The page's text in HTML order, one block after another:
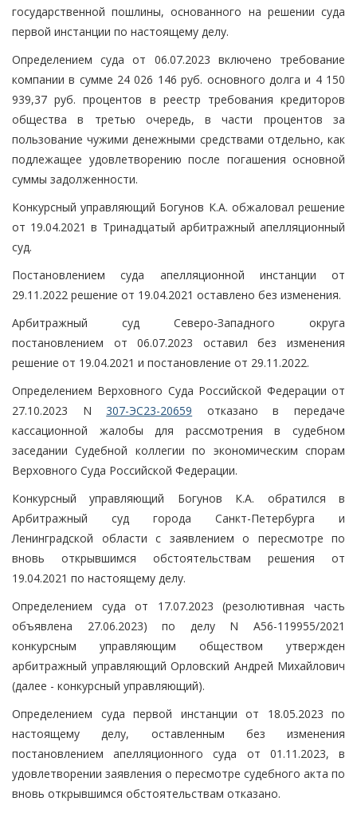
государственной пошлины, основанного на решении суда
первой инстанции по настоящему делу.
Определением суда от 06.07.2023 включено требование
компании в сумме 24 026 146 руб. основного долга и 4 150
939,37 руб. процентов в реестр требования кредиторов
общества в третью очередь, в части процентов за
пользование чужими денежными средствами отдельно, как
подлежащее удовлетворению после погашения основной
суммы задолженности.
Конкурсный управляющий Богунов К.А. обжаловал решение
от 19.04.2021 в Тринадцатый арбитражный апелляционный
суд.
Постановлением суда апелляционной инстанции от
29.11.2022 решение от 19.04.2021 оставлено без изменения.
Арбитражный суд Северо-Западного округа
постановлением от 06.07.2023 оставил без изменения
решение от 19.04.2021 и постановление от 29.11.2022.
Определением Верховного Суда Российской Федерации от
27.10.2023 N307-ЭС23-20659 отказано в передаче
кассационной жалобы для рассмотрения в судебном
заседании Судебной коллегии по экономическим спорам
Верховного Суда Российской Федерации.
Конкурсный управляющий Богунов К.А. обратился в
Арбитражный суд города Санкт-Петербурга и
Ленинградской области с заявлением о пересмотре по
вновь открывшимся обстоятельствам решения от
19.04.2021 по настоящему делу.
Определением суда от 17.07.2023 (резолютивная часть
объявлена 27.06.2023) по делу N А56-119955/2021
конкурсным управляющим обществом утвержден
арбитражный управляющий Орловский Андрей Михайлович
(далее - конкурсный управляющий).
Определением суда первой инстанции от 18.05.2023 по
настоящему делу, оставленным без изменения
постановлением апелляционного суда от 01.11.2023, в
удовлетворении заявления о пересмотре судебного акта по
вновь открывшимся обстоятельствам отказано.